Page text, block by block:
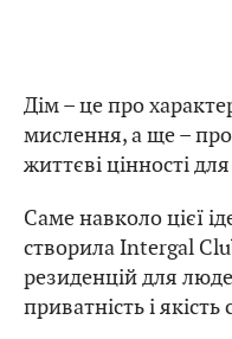
Дім – це про
мислення, а ще –
життєві цінності
Саме навколо цієї
створила Intergal
резиденцій для
приватність і